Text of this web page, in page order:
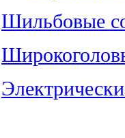
Шильбовые